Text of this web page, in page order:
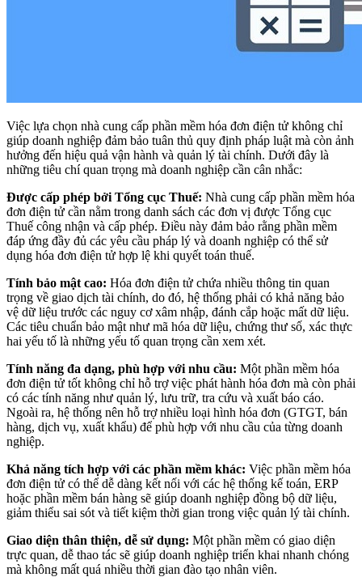
Việc lựa chọn nhà cung cấp phần mềm hóa đơn điện tử không chỉ
giúp doanh nghiệp đảm bảo tuân thủ quy định pháp luật mà còn ảnh
hưởng đến hiệu quả vận hành và quản lý tài chính. Dưới đây là
những tiêu chí quan trọng mà doanh nghiệp cần cân nhắc:
Được cấp phép bởi Tổng cục Thuế: Nhà cung cấp phần mềm hóa
đơn điện tử cần nằm trong danh sách các đơn vị được Tổng cục
Thuế công nhận và cấp phép. Điều này đảm bảo rằng phần mềm
đáp ứng đầy đủ các yêu cầu pháp lý và doanh nghiệp có thể sử
dụng hóa đơn điện tử hợp lệ khi quyết toán thuế.
Tính bảo mật cao: Hóa đơn điện tử chứa nhiều thông tin quan
trọng về giao dịch tài chính, do đó, hệ thống phải có khả năng bảo
vệ dữ liệu trước các nguy cơ xâm nhập, đánh cắp hoặc mất dữ liệu.
Các tiêu chuẩn bảo mật như mã hóa dữ liệu, chứng thư số, xác thực
hai yếu tố là những yếu tố quan trọng cần xem xét.
Tính năng đa dạng, phù hợp với nhu cầu: Một phần mềm hóa
đơn điện tử tốt không chỉ hỗ trợ việc phát hành hóa đơn mà còn phải
có các tính năng như quản lý, lưu trữ, tra cứu và xuất báo cáo.
Ngoài ra, hệ thống nên hỗ trợ nhiều loại hình hóa đơn (GTGT, bán
hàng, dịch vụ, xuất khẩu) để phù hợp với nhu cầu của từng doanh
nghiệp.
Khả năng tích hợp với các phần mềm khác: Việc phần mềm hóa
đơn điện tử có thể dễ dàng kết nối với các hệ thống kế toán, ERP
hoặc phần mềm bán hàng sẽ giúp doanh nghiệp đồng bộ dữ liệu,
giảm thiểu sai sót và tiết kiệm thời gian trong việc quản lý tài chính.
Giao diện thân thiện, dễ sử dụng: Một phần mềm có giao diện
trực quan, dễ thao tác sẽ giúp doanh nghiệp triển khai nhanh chóng
mà không mất quá nhiều thời gian đào tạo nhân viên.